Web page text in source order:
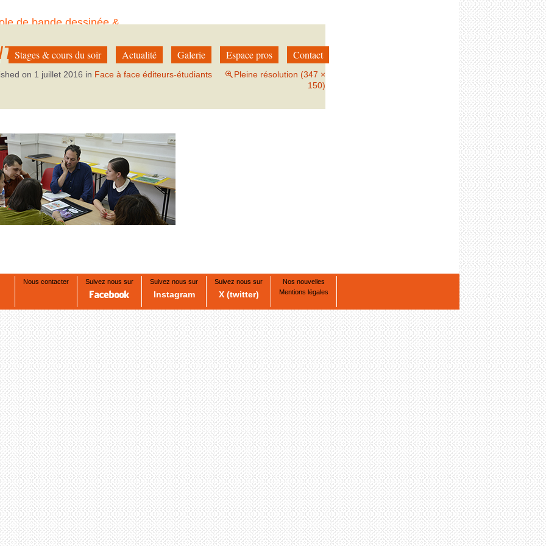
de bande dessinée &
Stages & cours du soir Actualité Galerie Espace pros Contact
on 1 juillet 2016 in Face à face éditeurs-étudiants
Pleine résolution (347 ×
150)
Nous contacter Suivez nous sur Suivez nous sur
Instagram
Suivez nous sur
X (twitter)
Nos nouvelles
Mentions légales